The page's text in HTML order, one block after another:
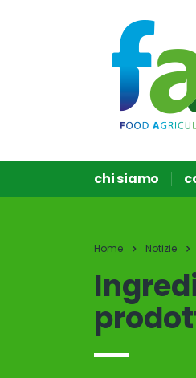
chi siamo
Home Notizie